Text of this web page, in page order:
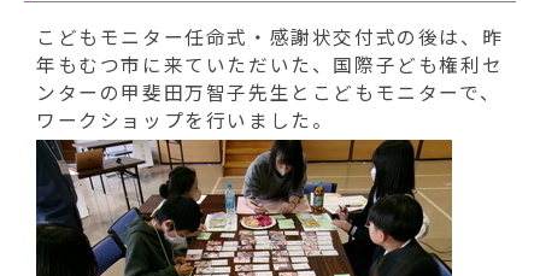
こどもモニター任命式・感謝状交付式の後は、昨
年もむつ市に来ていただいた、国際子ども権利セ
ンターの甲斐田万智子先生とこどもモニターで、
ワークショップを行いました。